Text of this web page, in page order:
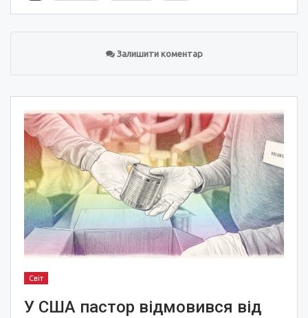
Залишити коментар
Світ
У США пастор відмовився від